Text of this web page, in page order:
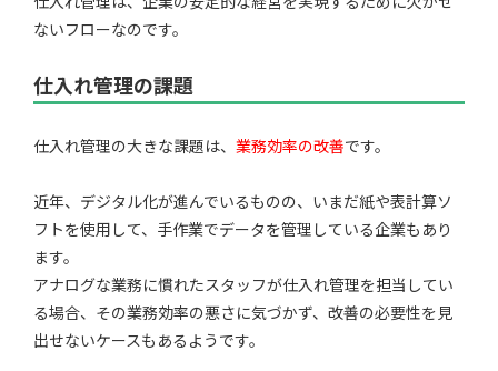
ないフローなのです。
仕入れ管理の課題
仕入れ管理の大きな課題は、 業務効率の改善です。
近年、デジタル化が進んでいるものの、いまだ紙や表計算ソ
フトを使用して、手作業でデータを管理している企業もあり
ます。
アナログな業務に慣れたスタッフが仕入れ管理を担当してい
る場合、その業務効率の悪さに気づかず、改善の必要性を見
出せないケースもあるようです。